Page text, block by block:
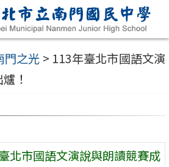
門之光 > 113年臺北市國語文演
！
北市國語文演說與朗讀競賽成